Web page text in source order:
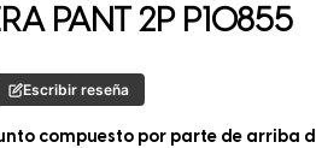
PANT 2P P10855
Escribir reseña
compuesto por parte de arriba